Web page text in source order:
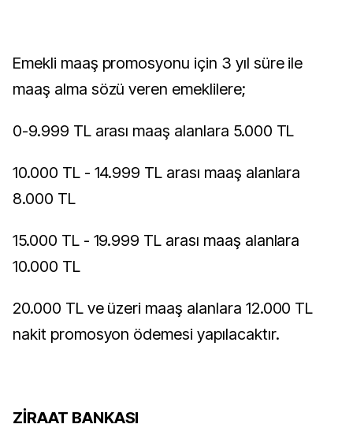
Emekli maaş promosyonu için 3 yıl süre ile
maaş alma sözü veren emeklilere;
0-9.999 TL arası maaş alanlara 5.000 TL
10.000 TL - 14.999 TL arası maaş alanlara
8.000 TL
15.000 TL - 19.999 TL arası maaş alanlara
10.000 TL
20.000 TL ve üzeri maaş alanlara 12.000 TL
nakit promosyon ödemesi yapılacaktır.
ZİRAAT BANKASI